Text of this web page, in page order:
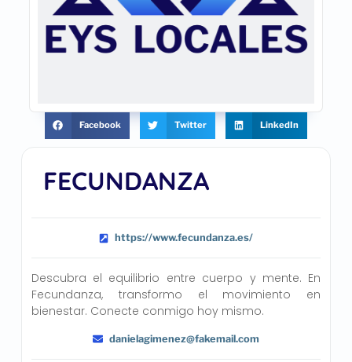
FECUNDANZA
https://www.fecundanza.es/
Descubra el equilibrio entre cuerpo y mente. En
Fecundanza, transformo el movimiento en
bienestar. Conecte conmigo hoy mismo.
danielagimenez@fakemail.com
Facebook Twitter LinkedIn